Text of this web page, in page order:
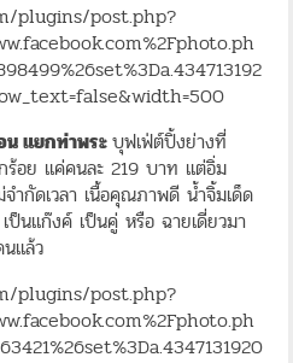
plugins/post.php?
น แยกท่าพระบุฟเฟ่ต์ปิ้งย่างที่
ร้อย แค่คนละ 219 บาท แต่อิ่ม
ำกัดเวลา เนื้อคุณภาพดี น้ำจิ้มเด็ด
ป็นแก๊งค์ เป็นคู่ หรือ ฉายเดี่ยวมา
แล้ว
plugins/post.php?